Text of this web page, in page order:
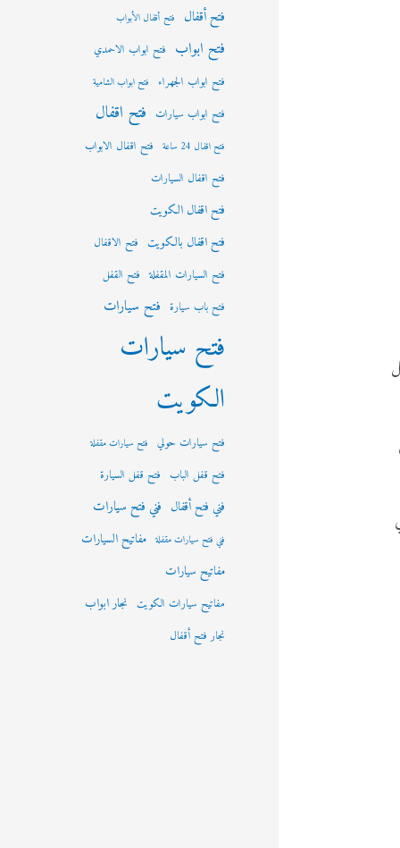
فتح أقفال فتح أقفال الأبواب
فتح ابواب فتح ابواب الاحمدي
فتح ابواب الجهراء فتح ابواب الشامية
فتح ابواب سيارات فتح اقفال
فتح اقفال 24 ساعة
فتح اقفال الابواب
فتح اقفال السيارات
فتح اقفال الكويت
فتح اقفال بالكويت فتح الاقفال
فتح السيارات المقفلة فتح القفل
فتح باب سيارة فتح سيارات
فتح سيارات
الكويت
فتح سيارات حولي فتح سيارات مقفلة
فتح قفل الباب فتح قفل السيارة
فني فتح أقفال فني فتح سيارات
فني فتح سيارات مقفلة مفاتيح السيارات
مفاتيح سيارات
مفاتيح سيارات الكويت نجار ابواب
نجار فتح أقفال